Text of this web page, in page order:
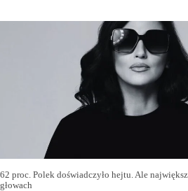
62 proc. Polek doświadczyło hejtu. Ale
głowach